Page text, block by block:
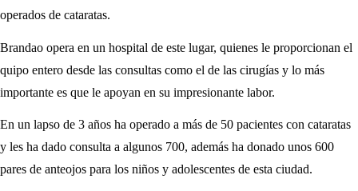
operados de cataratas.
Brandao opera en un hospital de este lugar, quienes le proporcionan el
quipo entero desde las consultas como el de las cirugías y lo más
importante es que le apoyan en su impresionante labor.
En un lapso de 3 años ha operado a más de 50 pacientes con cataratas
y les ha dado consulta a algunos 700, además ha donado unos 600
pares de anteojos para los niños y adolescentes de esta ciudad.